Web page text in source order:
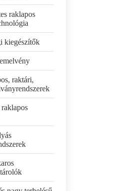
raklapos
kiegészítők
raktári,